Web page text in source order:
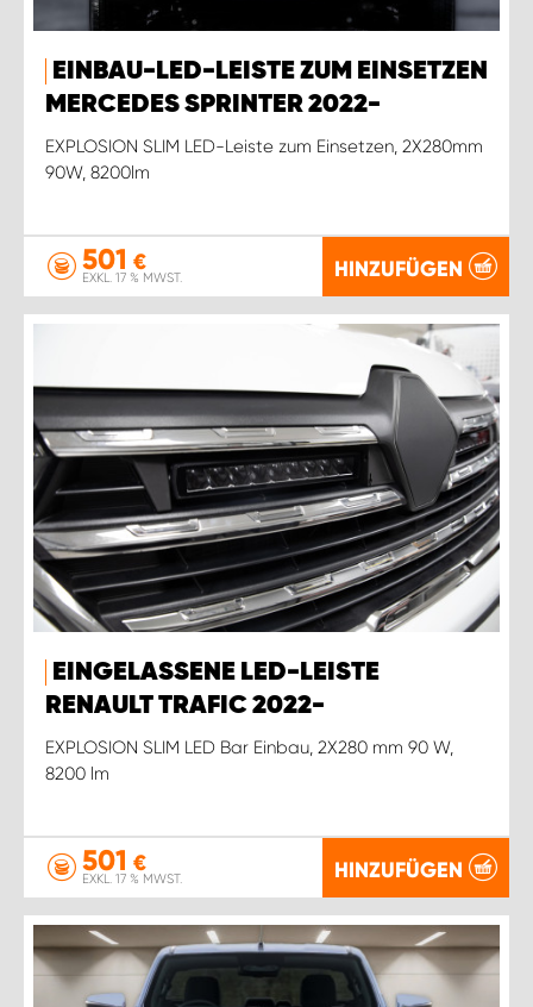
EINBAU-LED-LEISTE ZUM EINSETZEN
MERCEDES SPRINTER 2022-
EXPLOSION SLIM LED-Leiste zum Einsetzen, 2X280mm
90W, 8200lm
501 €
EXKL. 17 % MWST. HINZUFÜGEN
EINGELASSENE LED-LEISTE
RENAULT TRAFIC 2022-
EXPLOSION SLIM LED Bar Einbau, 2X280 mm 90 W,
8200 lm
501 €
EXKL. 17 % MWST. HINZUFÜGEN